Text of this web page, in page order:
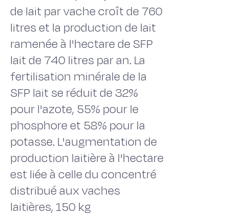
de lait par vache croît de 760
litres et la production de lait
ramenée à l'hectare de SFP
lait de 740 litres par an. La
fertilisation minérale de la
SFP lait se réduit de 32%
pour l'azote, 55% pour le
phosphore et 58% pour la
potasse. L'augmentation de
production laitière à l'hectare
est liée à celle du concentré
distribué aux vaches
laitières, 150 kg